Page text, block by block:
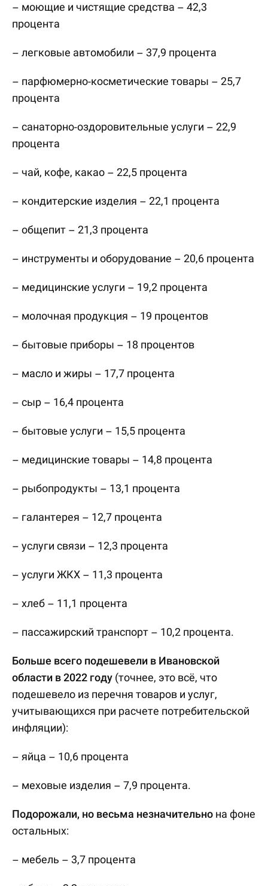
– моющие и чистящие средства – 42,3
процента
– легковые автомобили – 37,9 процента
– парфюмерно-косметические товары – 25,7
процента
– санаторно-оздоровительные услуги – 22,9
процента
– чай, кофе, какао – 22,5 процента
– кондитерские изделия – 22,1 процента
– общепит – 21,3 процента
– инструменты и оборудование – 20,6 процента
– медицинские услуги – 19,2 процента
– молочная продукция – 19 процентов
– бытовые приборы – 18 процентов
– масло и жиры – 17,7 процента
– сыр – 16,4 процента
– бытовые услуги – 15,5 процента
– медицинские товары – 14,8 процента
– рыбопродукты – 13,1 процента
– галантерея – 12,7 процента
– услуги связи – 12,3 процента
– услуги ЖКХ – 11,3 процента
– хлеб – 11,1 процента
– пассажирский транспорт – 10,2 процента.
Больше всего подешевели в Ивановской
области в 2022 году (точнее, это всё, что
подешевело из перечня товаров и услуг,
учитывающихся при расчете потребительской
инфляции):
– яйца – 10,6 процента
– меховые изделия – 7,9 процента.
Подорожали, но весьма незначительно на фоне
остальных:
– мебель – 3,7 процента